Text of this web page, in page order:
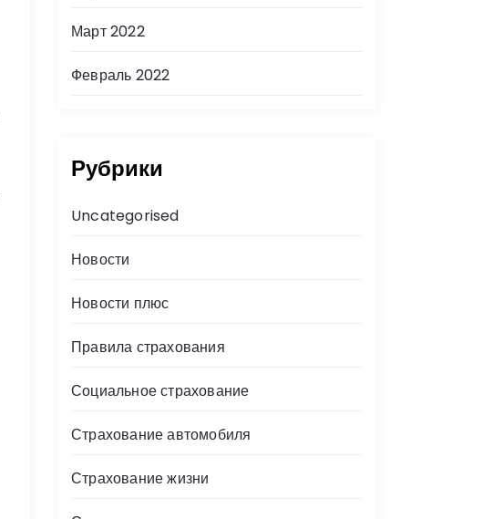
Март 2022
Февраль 2022
Рубрики
Uncategorised
Новости
Новости плюс
Правила страхования
Социальное страхование
Страхование автомобиля
Страхование жизни